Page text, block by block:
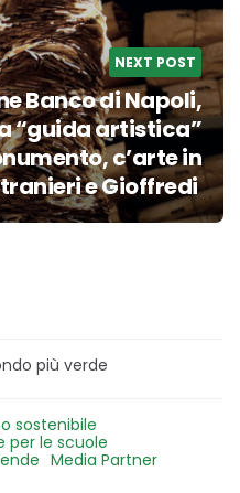
NEXT POST
Banco di Napoli,
“guida artistica”
c’arte in
e Gioffredi
più verde
sostenibile
per le scuole
Media Partner